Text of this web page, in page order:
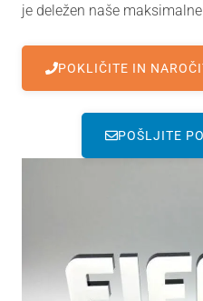
je deležen naše
POKLIČITE IN
POŠLJITE